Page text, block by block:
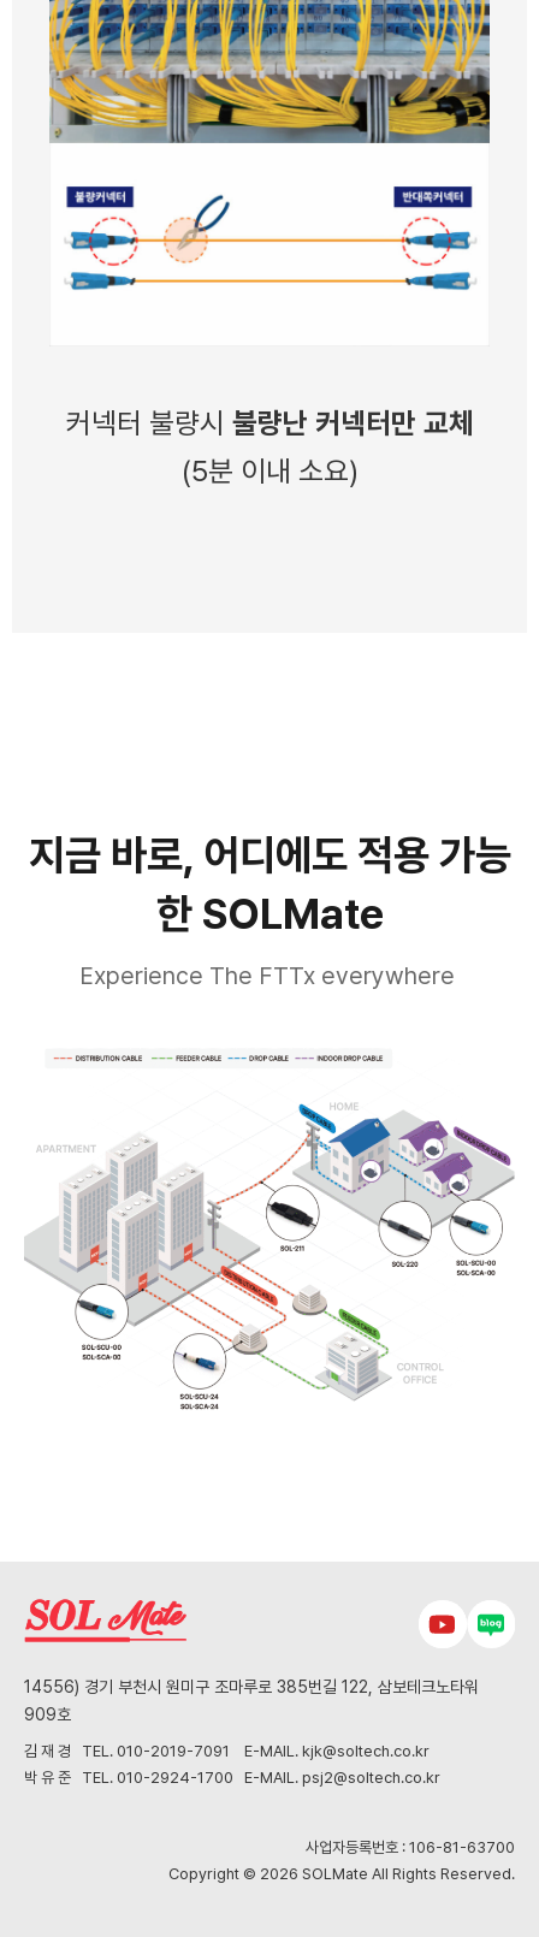
커넥터 불량시 불량난 커넥터만 교체
(5분 이내 소요)
지금 바로, 어디에도 적용 가능
한 SOLMate
Experience The FTTx everywhere
14556) 경기 부천시 원미구 조마루로 385번길 122, 삼보테크노타워
909호
김 재 경 TEL. 010-2019-7091 E-MAIL. kjk@soltech.co.kr
박 유 준 TEL. 010-2924-1700 E-MAIL. psj2@soltech.co.kr
사업자등록번호 : 106-81-63700
Copyright © 2026 SOLMate All Rights Reserved.